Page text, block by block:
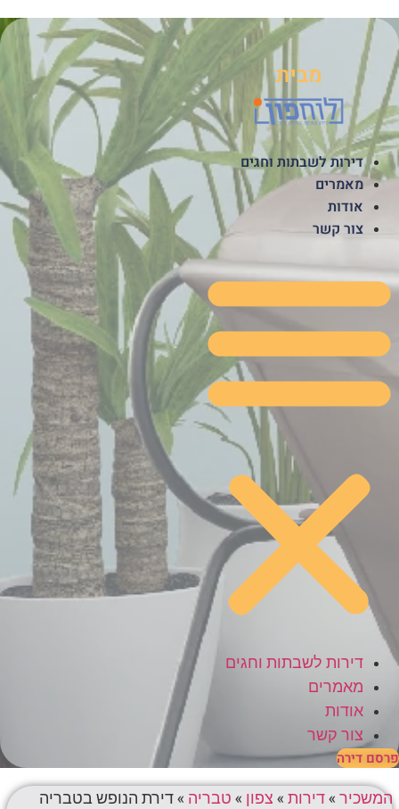
לתוכן
מבית
דירות לשבתות וחגים
מאמרים
אודות
צור קשר
דירות לשבתות וחגים
מאמרים
אודות
צור קשר
פרסם דירה
המשכיר »דירות » צפון » טבריה »דירת הנופש בטבריה